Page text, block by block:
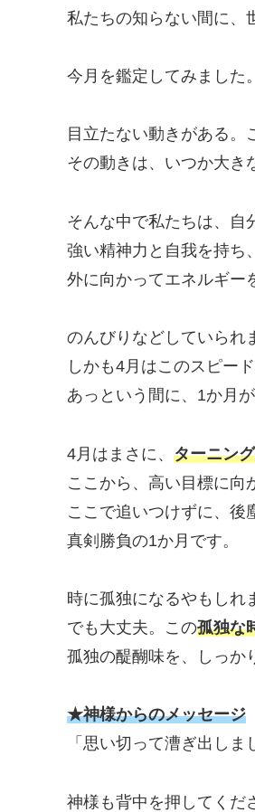
私たちの知らない間に、
今月を鑑定してみました。
目立たない動きがある。
その動きは、いつか大き
そんな中で私たちは、自
強い精神力と自我を持ち
外に向かってエネルギー
のんびりなどしていられ
しかも4月はこのスピー
あっという間に、1か月
4月はまさに、 ターニン
ここから、高い目標に向
ここで追いつけずに、後
真剣勝負の1か月です。
時に孤独になるやもしれ
でも大丈夫。この孤独な
孤独の醍醐味を、しっか
★神様からのメッセージ
「思い切って漕ぎ出し
神様も背中を押してくだ